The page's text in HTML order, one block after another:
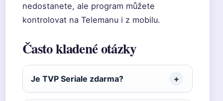
nedostanete, ale program můžete
kontrolovat na Telemanu i z mobilu.
Často kladené otázky
Je TVP Seriale zdarma?